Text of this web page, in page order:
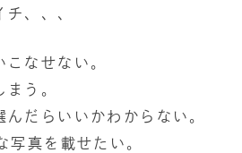
、、、
なせない。
う。
だらいいかわからない。
真を載せたい。